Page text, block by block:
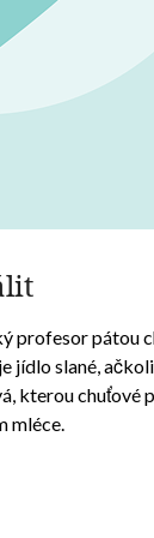
profesor pátou
jídlo slané,
chuťové
mléce.